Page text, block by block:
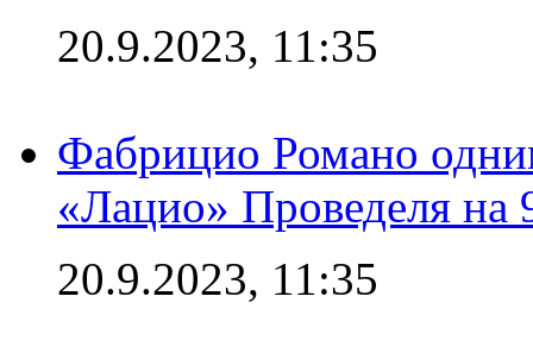
20.9.2023, 11:35
Фабрицио Романо
«Лацио» Проведеля на
20.9.2023, 11:35